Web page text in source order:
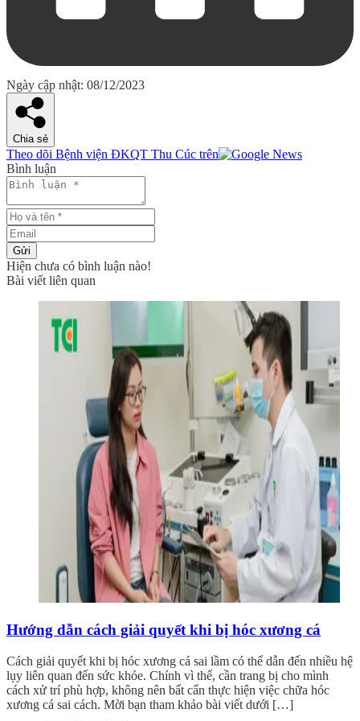
Ngày cập nhật: 08/12/2023
Chia sẻ
Theo dõi Bệnh viện ĐKQT Thu Cúc trên
Bình luận
Gửi
Hiện chưa có bình luận nào!
Bài viết liên quan
Hướng dẫn cách giải quyết khi bị hóc xương cá
Cách giải quyết khi bị hóc xương cá sai lầm có thể dẫn đến nhiều hệ
lụy liên quan đến sức khỏe. Chính vì thế, cần trang bị cho mình
cách xử trí phù hợp, không nên bất cẩn thực hiện việc chữa hóc
xương cá sai cách. Mời bạn tham khảo bài viết dưới […]